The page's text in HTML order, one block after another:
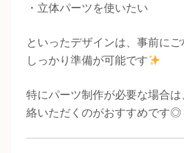
・立体パーツを使いたい
といったデザインは、事前に
しっかり準備が可能です
特にパーツ制作が必要な場合
絡いただくのがおすすめです◎